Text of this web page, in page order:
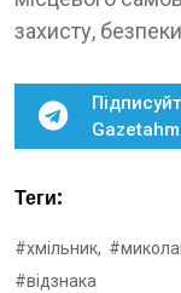
захисту,
Теги:
#хмільник,
#відзнака